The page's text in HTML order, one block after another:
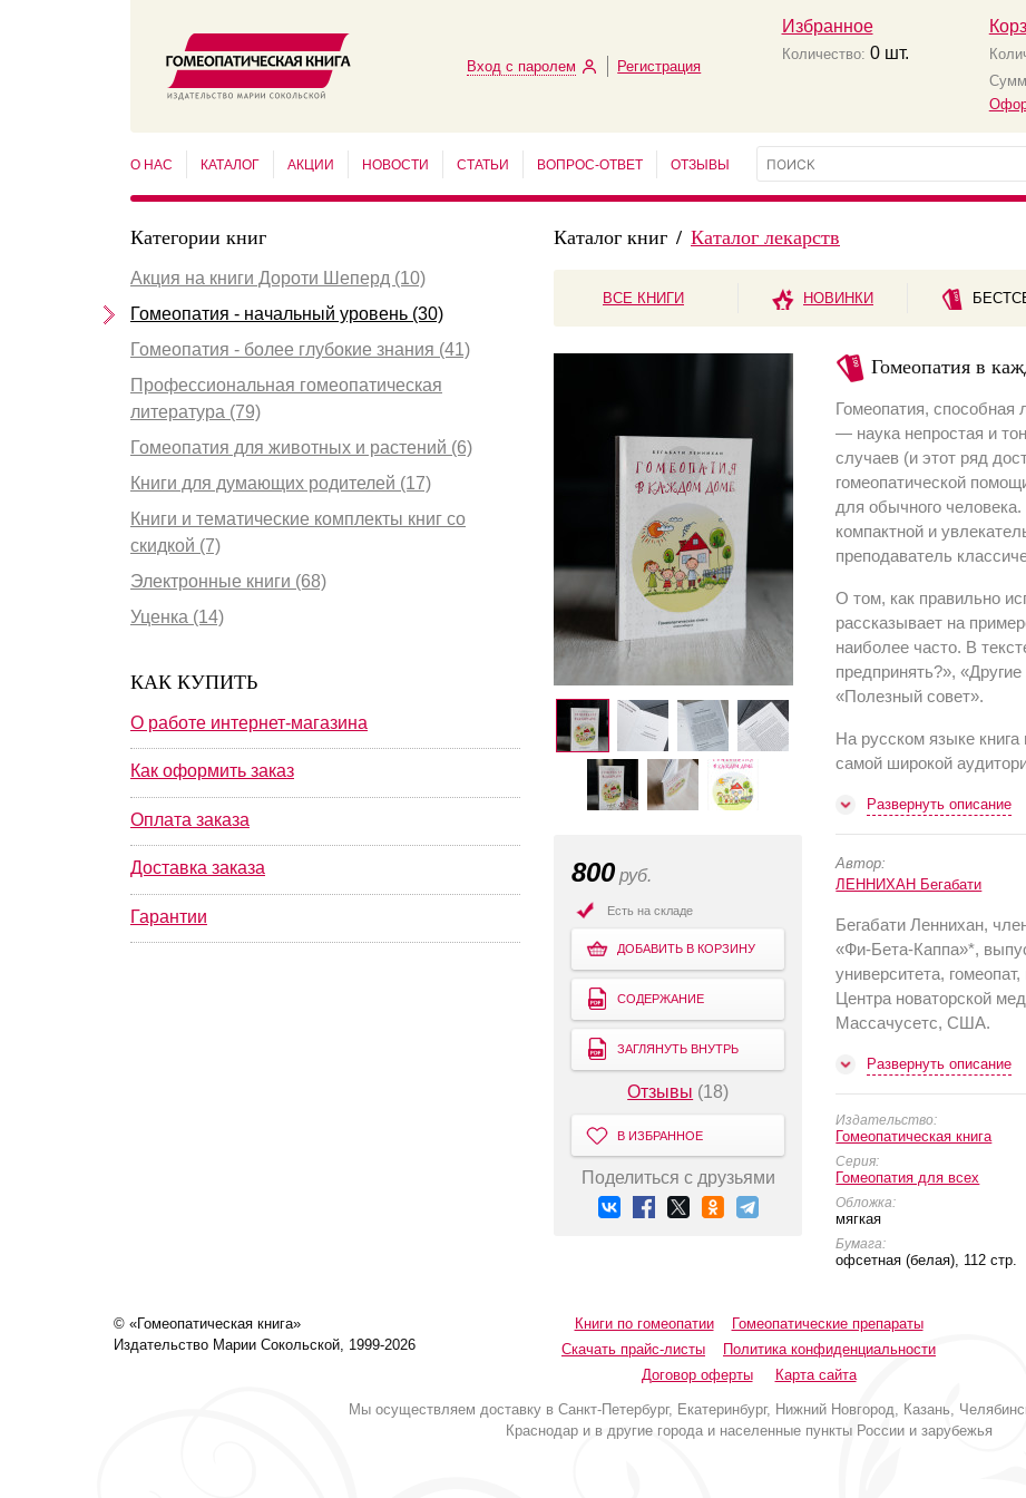
Вход с паролем Регистрация
Избранное
Количество: 0шт.
О НАС КАТАЛОГ АКЦИИ НОВОСТИ СТАТЬИ ВОПРОС-ОТВЕТ ОТЗЫВЫ
Категории книг
Акция на книги Дороти Шеперд (10)
Гомеопатия - начальный уровень (30)
Гомеопатия - более глубокие знания (41)
Профессиональная гомеопатическая
литература (79)
Гомеопатия для животных и растений (6)
Книги для думающих родителей (17)
Книги и тематические комплекты книг со
скидкой (7)
Электронные книги (68)
Уценка (14)
КАК КУПИТЬ
О работе интернет-магазина
Как оформить заказ
Оплата заказа
Доставка заказа
Гарантии
Каталог книг / Каталог лекарств
ВСЕ КНИГИ НОВИНКИ
800 руб.
Есть на складе
ДОБАВИТЬ В КОРЗИНУ
СОДЕРЖАНИЕ
ЗАГЛЯНУТЬ ВНУТРЬ
Отзывы (18)
В ИЗБРАННОЕ
Поделиться с друзьями
Гомеопатия в
Гомеопатия, способная
— наука непростая и
случаев (и этот ряд
гомеопатической
для обычного
компактной и
преподаватель
О том, как правильно
рассказывает на
наи­более часто. В
предпринять?»,
«Полезный совет».
На русском языке
самой широкой
Развернуть описание
Автор:
ЛЕННИХАН Бегабати
Бегабати Леннихан,
«Фи-Бета-Каппа»*,
университета,
Центра новаторской
Массачусетс, США.
Развернуть описание
Издательство:
Гомеопатическая книга
Серия:
Гомеопатия для всех
Обложка:
мягкая
Бумага:
офсетная (белая), 112 стр.
© «Гомеопатическая книга»
Издательство Марии Сокольской, 1999-2026
Книги по гомеопатии
Гомеопатические препараты
Скачать прайс-листы
Политика конфиденциальности
Договор оферты
Карта сайта
Мы осуществляем доставку в Санкт-Петербург, Екатеринбург, Нижний Новгород, Казань,
Краснодар и в другие города и населенные пункты России и зарубежья